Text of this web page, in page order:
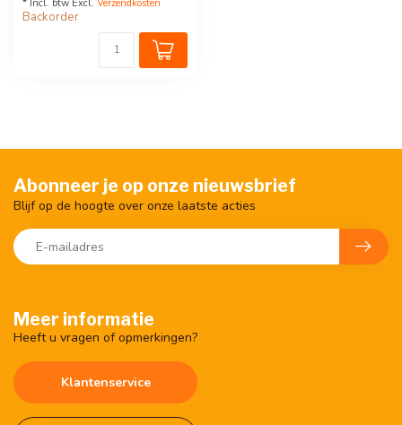
* Incl. btw Excl. Verzendkosten
Backorder
Meer informatie
Heeft u vragen of opmerkingen?
Klantenservice
Abonneer je op onze nieuwsbrief
Blijf op de hoogte over onze laatste acties